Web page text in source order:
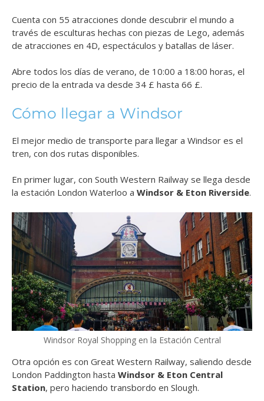
Cuenta con 55 atracciones donde descubrir el mundo a
través de esculturas hechas con piezas de Lego, además
de atracciones en 4D, espectáculos y batallas de láser.
Abre todos los días de verano, de 10:00 a 18:00 horas, el
precio de la entrada va desde 34 £ hasta 66 £.
Cómo llegar a Windsor
El mejor medio de transporte para llegar a Windsor es el
tren, con dos rutas disponibles.
En primer lugar, con South Western Railway se llega desde
la estación London Waterloo a Windsor & Eton Riverside.
Windsor Royal Shopping en la Estación Central
Otra opción es con Great Western Railway, saliendo desde
London Paddington hasta Windsor & Eton Central
Station, pero haciendo transbordo en Slough.